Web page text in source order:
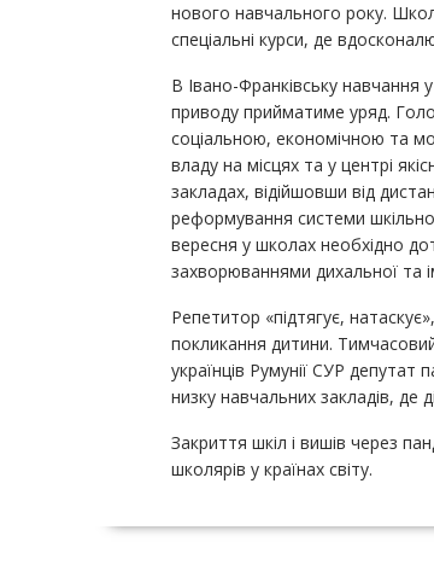
нового навчального року.
спеціальні курси, де
В Івано-Франківську навчання
приводу прийматиме уряд.
соціальною, економічною та
владу на місцях та у центрі
закладах, відійшовши від
реформування системи
вересня у школах необхідно
захворюваннями дихальної та
Репетитор «підтягує,
покликання дитини.
українців Румунії СУР
низку навчальних закладів, де
Закриття шкіл і вишів через
школярів у країнах світу.